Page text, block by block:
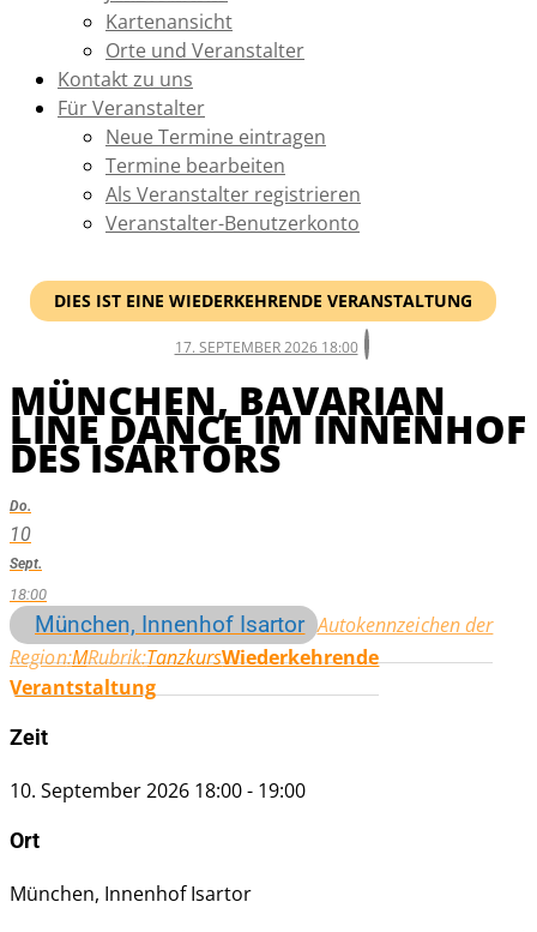
Kartenansicht
Orte und Veranstalter
Kontakt zu uns
Für Veranstalter
Neue Termine eintragen
Termine bearbeiten
Als Veranstalter registrieren
Veranstalter-Benutzerkonto
DIES IST EINE WIEDERKEHRENDE VERANSTALTUNG
17. SEPTEMBER 2026 18:00
MÜNCHEN, BAVARIAN
LINE DANCE IM INNENHOF
DES ISARTORS
Do.
10
Sept.
18:00
München, Innenhof Isartor Autokennzeichen der
RegionMRubrikTanzkursWiederkehrende
Verantstaltung
Zeit
10. September 2026 18:00- 19:00
Ort
München, Innenhof Isartor